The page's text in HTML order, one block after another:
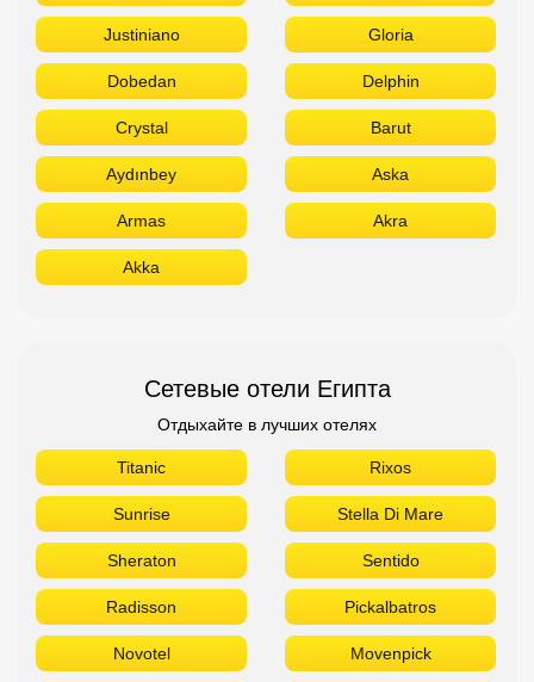
Justiniano Gloria
Dobedan Delphin
Crystal Barut
Aydınbey Aska
Armas Akra
Akka
Сетевые отели Египта
Отдыхайте в лучших отелях
Titanic Rixos
Sunrise Stella Di Mare
Sheraton Sentido
Radisson Pickalbatros
Novotel Movenpick